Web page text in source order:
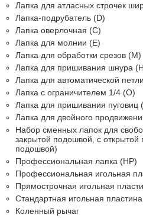
Лапка для атласных строчек
Лапка-подрубатель (D)
Лапка оверлочная (C)
Лапка для молнии (Е)
Лапка для обработки срезов (M)
Лапка для пришивания шнура
Лапка для автоматической
Лапка с ограничителем 1/4 (O)
Лапка для пришивания пуговиц
Лапка для двойного
Набор сменных лапок для
закрытой подошвой, с
подошвой)
Профессиональная лапка (HP)
Профессиональная игольная
Прямострочная игольная
Стандартная игольная
Коленный рычаг